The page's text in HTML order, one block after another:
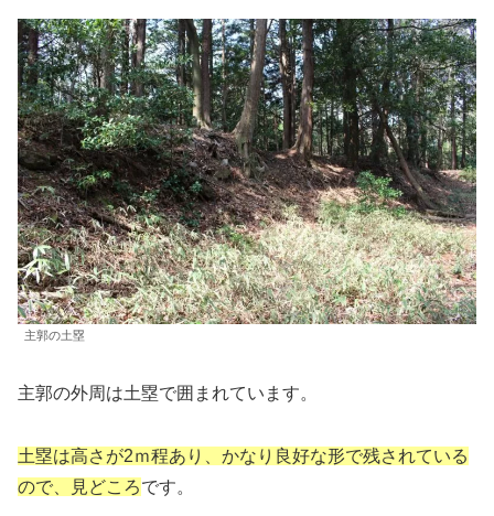
主郭の土塁
主郭の外周は土塁で囲まれています。
土塁は高さが2ｍ程あり、かなり良好な形で残されている
ので、見どころです。